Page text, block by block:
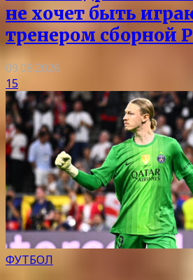
не хочет быть
тренером сборной
09.08.2026
15
ФУТБОЛ